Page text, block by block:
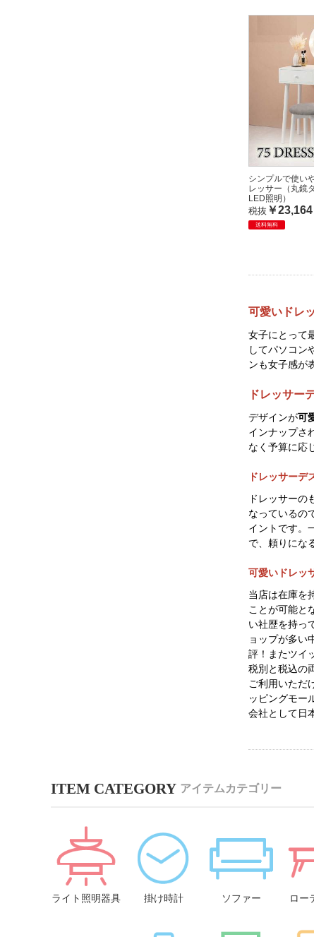
シンプルで使い
レッサー（丸鏡
LED照明）
税抜 ￥23,164
送料無料
可愛いドレ
女子にとって
してパソコン
ンも女子感が
ドレッサー
デザインが可
インナップさ
なく予算に応
ドレッサーデ
ドレッサーの
なっているの
イントです。
で、頼りにな
可愛いドレッ
当店は在庫を
ことが可能と
い社歴を持っ
ョップが多い
評！またツイ
税別と税込の
ご利用いただ
ッピングモー
会社として日
アイテムカテゴリー
ライト照明器具 掛け時計 ソファー ロー